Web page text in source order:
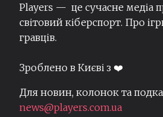
Players — це сучасне медіа
світовий кіберспорт. Про
гравців.
Зроблено в Києві з ❤️
Для новин, колонок та
news@players.com.ua